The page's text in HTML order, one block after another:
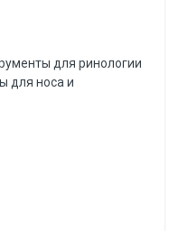
для ринологии
для носа и